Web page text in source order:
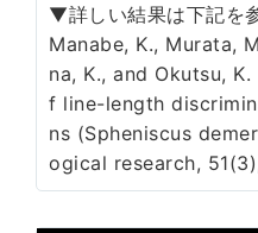
▼詳しい結果は下記を
Manabe, K., Murata,
na, K., and Okutsu,
f line-length
ns (Spheniscus
ogical research,